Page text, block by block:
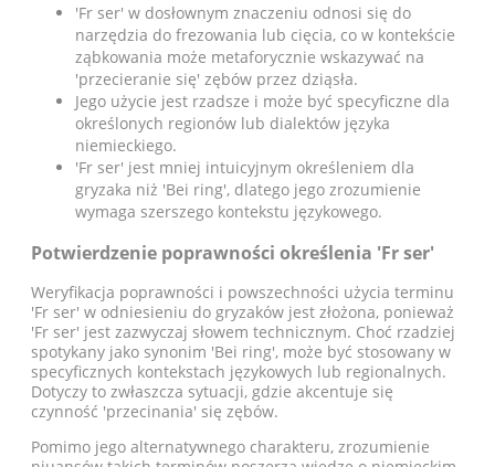
'Fr ser' w dosłownym znaczeniu odnosi się do
narzędzia do frezowania lub cięcia, co w kontekście
ząbkowania może metaforycznie wskazywać na
'przecieranie się' zębów przez dziąsła.
Jego użycie jest rzadsze i może być specyficzne dla
określonych regionów lub dialektów języka
niemieckiego.
'Fr ser' jest mniej intuicyjnym określeniem dla
gryzaka niż 'Bei ring', dlatego jego zrozumienie
wymaga szerszego kontekstu językowego.
Potwierdzenie poprawności określenia 'Fr ser'
Weryfikacja poprawności i powszechności użycia terminu
'Fr ser' w odniesieniu do gryzaków jest złożona, ponieważ
'Fr ser' jest zazwyczaj słowem technicznym. Choć rzadziej
spotykany jako synonim 'Bei ring', może być stosowany w
specyficznych kontekstach językowych lub regionalnych.
Dotyczy to zwłaszcza sytuacji, gdzie akcentuje się
czynność 'przecinania' się zębów.
Pomimo jego alternatywnego charakteru, zrozumienie